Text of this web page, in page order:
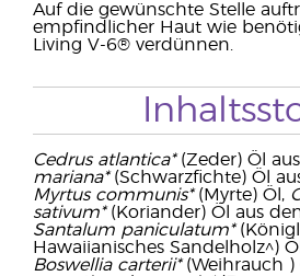
Auf die gewünschte Stelle
empfindlicher Haut wie
Living V-6® verdünnen.
Cedrus atlantica*(Zeder) Öl
mariana*(Schwarzfichte) Öl
Myrtus communis*(Myrte) Öl,
sativum*(Koriander) Öl aus
Santalum paniculatum*
Hawaiianisches Sandelholz^)
Boswellia carterii*(Weihrauch )